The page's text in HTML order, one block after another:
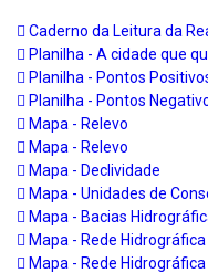
Caderno da Leitura da
Planilha - A cidade que
Planilha - Pontos
Planilha - Pontos
Mapa - Relevo
Mapa - Relevo
Mapa - Declividade
Mapa - Unidades de
Mapa - Bacias
Mapa - Rede Hidrográfica
Mapa - Rede Hidrográfica